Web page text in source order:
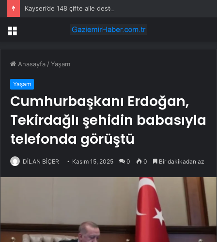
Kayseri’de 148 çifte aile desteği
Menü
Anasayfa /Yaşam
Yaşam
Cumhurbaşkanı Erdoğan,
Tekirdağlı şehidin babasıyla
telefonda görüştü
DİLAN BİÇER Kasım 15, 2025 0 0 Bir dakikadan az